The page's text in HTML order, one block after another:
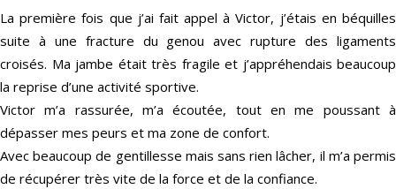
La première fois que j’ai fait appel à Victor, j’étais en béquilles
suite à une fracture du genou avec rupture des ligaments
croisés. Ma jambe était très fragile et j’appréhendais beaucoup
la reprise d’une activité sportive.
Victor m’a rassurée, m’a écoutée, tout en me poussant à
dépasser mes peurs et ma zone de confort.
Avec beaucoup de gentillesse mais sans rien lâcher, il m’a permis
de récupérer très vite de la force et de la confiance.